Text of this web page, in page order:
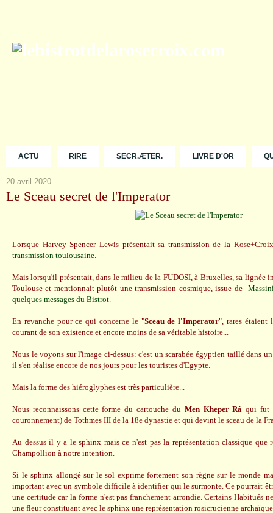
ACTU RIRE SECR.ÆTER. LIVRE D'OR
20 avril 2020
Le Sceau secret de l'Imperator
Lorsque Harvey Spencer Lewis présentait sa transmission de la
transmission toulousaine.
Mais lorsqu'il présentait, dans le milieu de la FUDOSI, à Bruxelles, sa lignée
Toulouse et mentionnait plutôt une transmission cosmique, issue de
quelques messages du Bistrot.
En revanche pour ce qui concerne le "Sceau de l'Imperator", rares étaient
courant de son existence et encore moins de sa véritable histoire...
Nous le voyons sur l'image ci-dessus: c'est un scarabée égyptien taillé dans
il s'en réalise encore de nos jours pour les touristes d'Egypte.
Mais la forme des hiéroglyphes est très particulière...
Nous reconnaissons cette forme du cartouche du Men Kheper Râ qui fut
couronnement) de Tothmes III de la 18e dynastie et qui devint le sceau de la
Au dessus il y a le sphinx mais ce n'est pas la représentation classique que
Champollion à notre intention.
Si le sphinx allongé sur le sol exprime fortement son règne sur le monde
important avec un symbole difficile à identifier qui le surmonte. Ce pourrait
une certitude car la forme n'est pas franchement arrondie. Certains Habitués
une fleur constituant avec le sphinx une représentation rosicrucienne